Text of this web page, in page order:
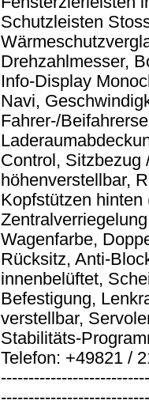
Schutzleisten
Drehzahlmesser,
Info-Display
Navi,
Fahrer-/
Control, Sitzbezug
höhenverstellbar,
Kopfstützen
Wagenfarbe,
Rücksitz, Anti-
innenbelüftet,
Befestigung,
verstellbar,
Stabilitäts-
Telefon: +49821 /